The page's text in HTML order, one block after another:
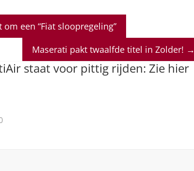
een “Fiat sloopregeling”
Maserati pakt twaalfde titel in Zolder! →
staat voor pittig rijden: Zie hier